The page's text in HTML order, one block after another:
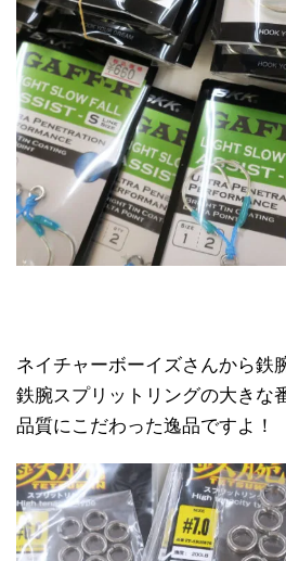
ネイチャーボーイズさんから鉄
鉄腕スプリットリングの大きな
品質にこだわった逸品ですよ！